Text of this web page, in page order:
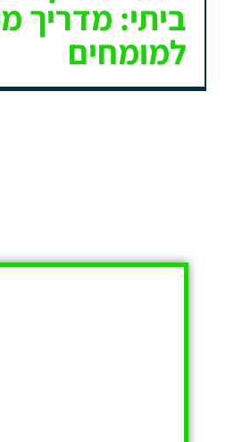
ביתי: מדריך
למומחים